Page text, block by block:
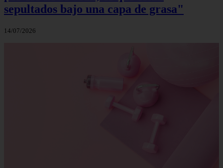
sepultados bajo una capa de grasa"
14/07/2026